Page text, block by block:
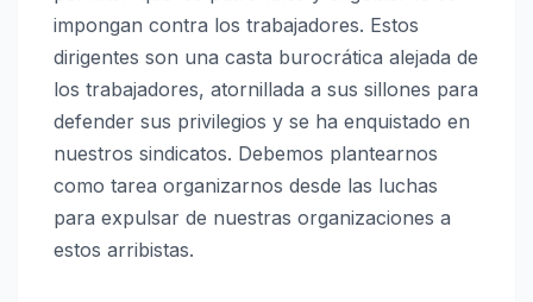
impongan contra los trabajadores. Estos
dirigentes son una casta burocrática alejada de
los trabajadores, atornillada a sus sillones para
defender sus privilegios y se ha enquistado en
nuestros sindicatos. Debemos plantearnos
como tarea organizarnos desde las luchas
para expulsar de nuestras organizaciones a
estos arribistas.